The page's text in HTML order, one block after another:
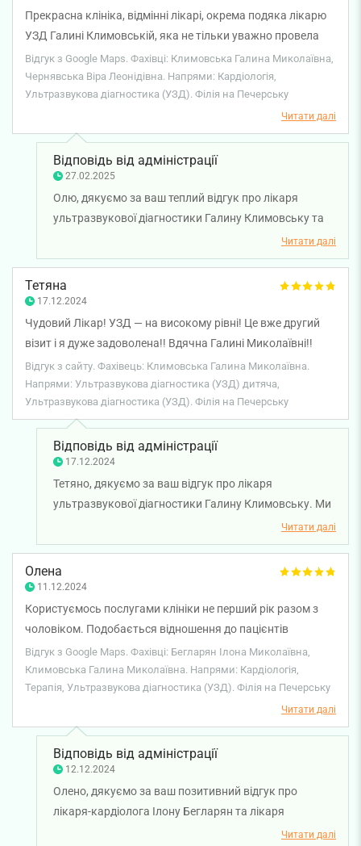
Прекрасна клініка, відмінні лікарі, окрема подяка лікарю
УЗД Галині Климовській, яка не тільки уважно провела
огляд, а й дала корисні поради, дуже рекомендую.Також
вдячна Вірі Чернявській, яка вивела зі стану
гіпертонічного кризу та продовжує допомагати. Дякуємо
Відгук з Google Maps. Фахівці: Климовська Галина Миколаївна,
Чернявська Віра Леонідівна. Напрями: Кардіологія,
Ультразвукова діагностика (УЗД). Філія на Печерську
Читати далі
Відповідь від адміністрації
27.02.2025
Олю, дякуємо за ваш теплий відгук про лікаря
ультразвукової діагностики Галину Климовську та
лікаря-кардіологу Віру Чернявську! Нам дуже
приємно, що ви залишилися задоволені нашими
лікарями та обслуговуванням. Бажаємо вам міцного
здоров'я!
Читати далі
Тетяна
17.12.2024
Чудовий Лікар! УЗД — на високому рівні! Це вже другий
візит і я дуже задоволена!! Вдячна Галині Миколаївні!!
Відгук з сайту. Фахівець: Климовська Галина Миколаївна.
Напрями: Ультразвукова діагностика (УЗД) дитяча,
Ультразвукова діагностика (УЗД). Філія на Печерську
Відповідь від адміністрації
17.12.2024
Тетяно, дякуємо за ваш відгук про лікаря
ультразвукової діагностики Галину Климовську. Ми
раді, що ви залишилися задоволені результатами
обстеження та професіоналізмом нашого лікаря.
Читати далі
Олена
11.12.2024
Користуємось послугами клініки не перший рік разом з
чоловіком. Подобається відношення до пацієнтів
починаючи зі входу, гарні привітні працівники на рецепції,
професійно підібраний мед персонал. Особливо
подобається лікар кардіолог і терапевт Бегларян Ілона
Миколаївна, це завжди професіонал, чуйна людина в
спілкуванні. Після призначення лікування завжди настає
покращення стану здоровья. Та Клімовська Галина
Миколаївна — лікар УЗД, професіонал, уважний и чуйний
лікар, детальний результат дослідження (є з чим
порівнювати). Дякуємо за гарне обслуговування і
Відгук з Google Maps. Фахівці: Бегларян Ілона Миколаївна,
Климовська Галина Миколаївна. Напрями: Кардіологія,
Терапія, Ультразвукова діагностика (УЗД). Філія на Печерську
Читати далі
Відповідь від адміністрації
12.12.2024
Олено, дякуємо за ваш позитивний відгук про
лікаря-кардіолога Ілону Бегларян та лікаря
ультразвукової діагностики Галину Климовську.
Читати далі